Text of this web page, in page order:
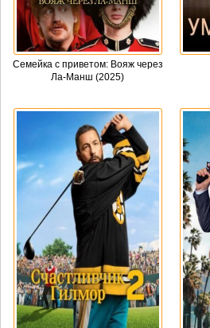
Семейка с приветом: Вояж через
Ла-Манш (2025)